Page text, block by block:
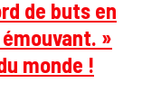
de buts en
»
monde !